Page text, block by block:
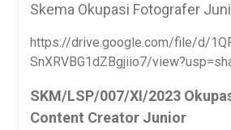
Skema Okupasi Fotografer
https://drive.google.com/file/d/
SnXRVBG1dZBgjiio7/
SKM/LSP/007/XI/2023
Content Creator Junior